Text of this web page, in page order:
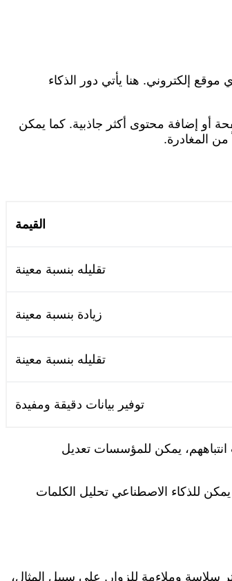
موقع إلكتروني. هنا يأتي دور الذكاء
أو إضافة محتوى أكثر جاذبية. كما يمكن
المغادرة.
القيمة
تقليله بنسبة معينة
زيادة بنسبة معينة
تقليله بنسبة معينة
توفير بيانات دقيقة ومفيدة
يمكن للمؤسسات تعديل
للذكاء الاصطناعي تحليل الكلمات
سلاسة وملاءمة للزوار. على سبيل المثال،